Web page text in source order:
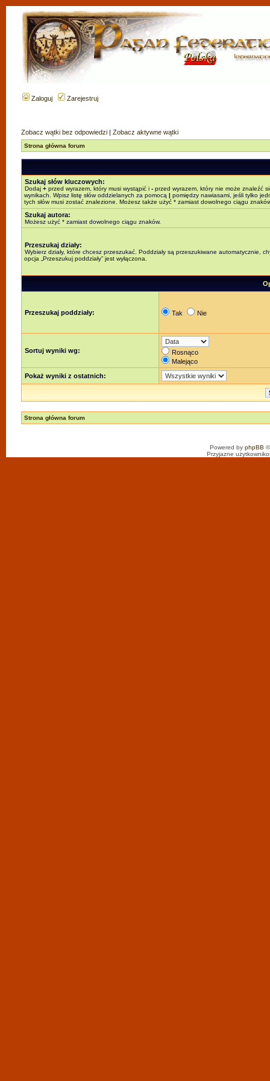
Zaloguj Zarejestruj
Zobacz wątki bez odpowiedzi | Zobacz aktywne wątki
Strona główna forum
Szukaj słów kluczowych:
Dodaj + przed wyrazem, który musi wystąpić i - przed wyrazem, który nie może znaleźć
wynikach. Wpisz listę słów oddzielanych za pomocą | pomiędzy nawiasami, jeśli tylko
tych słów musi zostać znalezione. Możesz także użyć * zamiast dowolnego ciągu
Szukaj autora:
Możesz użyć * zamiast dowolnego ciągu znaków.
Przeszukaj działy:
Wybierz działy, które chcesz przeszukać. Poddziały są przeszukiwane automatycznie,
opcja „Przeszukuj poddziały” jest wyłączona.
Przeszukaj poddziały: Tak Nie
Sortuj wyniki wg:
Rosnąco
Malejąco
Pokaż wyniki z ostatnich:
Strona główna forum
Powered by phpBB
Przyjazne